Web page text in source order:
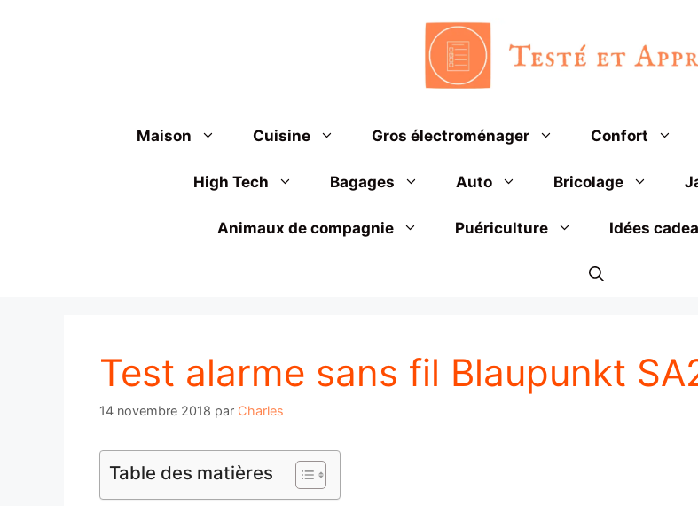
Maison Cuisine Gros électroménager Confort
High Tech Bagages Auto Bricolage
Animaux de compagnie Puériculture Idées
Test alarme sans fil Blaupunkt
14 novembre 2018 par Charles
Table des matières